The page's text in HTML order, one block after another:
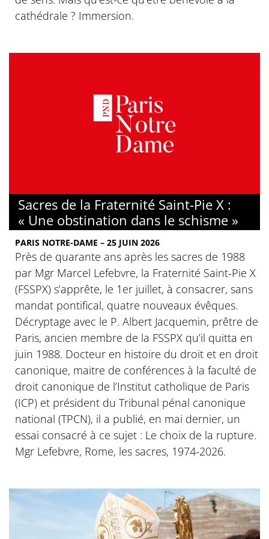
cathédrale ? Immersion.
Sacres de la Fraternité Saint-Pie X :
« Une obstination dans le schisme »
PARIS NOTRE-DAME – 25 JUIN 2026
Près de quarante ans après les sacres de 1988
par Mgr Marcel Lefebvre, la Fraternité Saint-Pie X
(FSSPX) s’apprête, le 1er juillet, à consacrer, sans
mandat pontifical, quatre nouveaux évêques.
Décryptage avec le P. Albert Jacquemin, prêtre de
Paris, ancien membre de la FSSPX qu’il quitta en
juin 1988. Docteur en histoire du droit et en droit
canonique, maitre de conférences à la faculté de
droit canonique de l’Institut catholique de Paris
(ICP) et président du Tribunal pénal canonique
national (TPCN), il a publié, en mai dernier, un
essai consacré à ce sujet : Le choix de la rupture.
Mgr Lefebvre, Rome, les sacres, 1974-2026.